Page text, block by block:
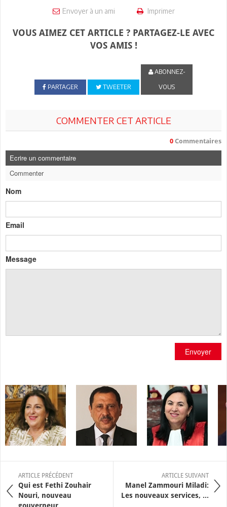
Envoyer à un ami Imprimer
VOUS AIMEZ CET ARTICLE ? PARTAGEZ-LE AVEC
VOS AMIS !
PARTAGER TWEETER
ABONNEZ-
VOUS
COMMENTER CET ARTICLE
0 Commentaires
Ecrire un commentaire
Commenter
Nom
Email
Message
Envoyer
ARTICLE PRÉCÉDENT
Qui est Fethi Zouhair
Nouri, nouveau
ARTICLE SUIVANT
Manel Zammouri Miladi:
Les nouveaux services, ...